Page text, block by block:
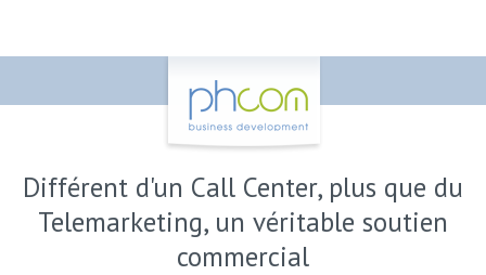
Différent d'un Call Center, plus que du
Telemarketing, un véritable soutien
commercial